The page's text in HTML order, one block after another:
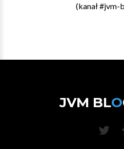
(kanał #jvm-
JVM BLO